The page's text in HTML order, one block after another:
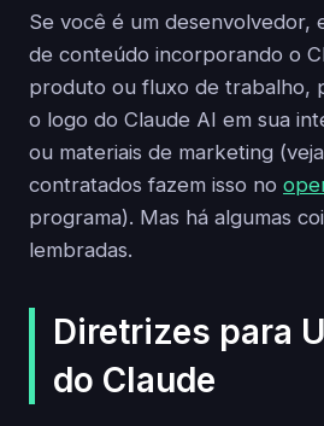
Se você é um desenvolvedor,
de conteúdo incorporando o
produto ou fluxo de trabalho,
o logo do Claude AI em sua
ou materiais de marketing
contratados fazem isso no
programa). Mas há algumas
lembradas.
Diretrizes para
do Claude